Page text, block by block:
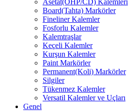
Board(Tahta) Markörler
Fineliner Kalemler
Fosforlu Kalemler
Kalemtraşlar
Keçeli Kalemler
Kurşun Kalemler
Paint Markörler
Permanent(Koli) Markörler
Silgiler
Tükenmez Kalemler
Versatil Kalemler ve Uçları
Genel